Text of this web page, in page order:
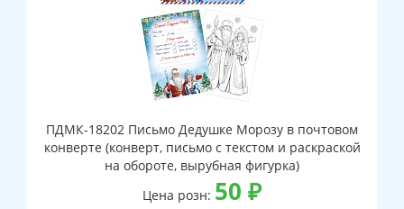
ПДМК-18202 Письмо Дедушке Морозу в почтовом
конверте (конверт, письмо с текстом и раскраской
на обороте, вырубная фигурка)
Цена розн: 50 ₽